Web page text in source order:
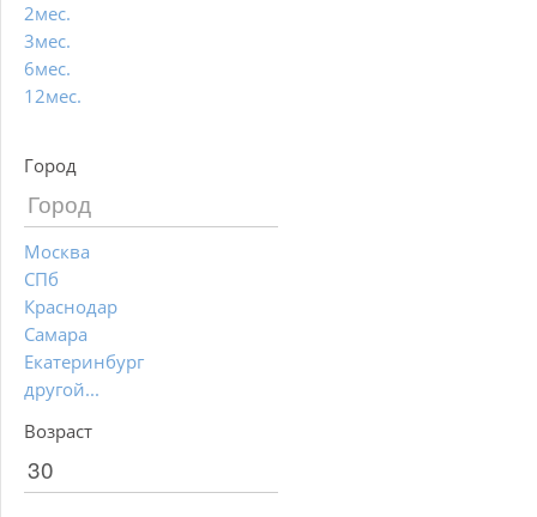
2мес.
3мес.
6мес.
12мес.
Город
Москва
СПб
Краснодар
Самара
Екатеринбург
другой...
Возраст